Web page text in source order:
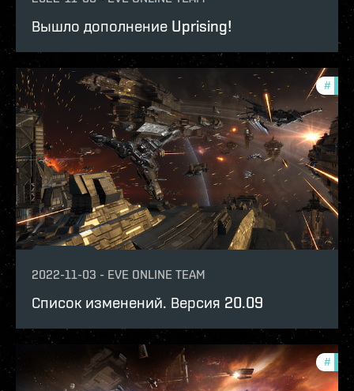
Вышло дополнение Uprising!
#
2022-11-03 - EVE ONLINE TEAM
Список изменений. Версия 20.09
#